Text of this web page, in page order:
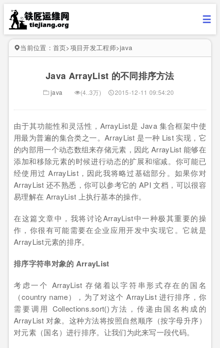
当前位置： 首页>项目开发工程师>java
Java ArrayList 的不同排序方法
java (4..3万) 2015-12-11 09:54:20
由于其功能性和灵活性，ArrayList是 Java 集合框架中使
用最为普遍的集合类之一。ArrayList 是一种 List 实现，它
的内部用一个动态数组来存储元素，因此 ArrayList 能够在
添加和移除元素的时候进行动态的扩展和缩减。你可能已
经使用过 ArrayList，因此我将略过基础部分。如果你对
ArrayList 还不熟悉，你可以参考它的 API 文档，可以很容
易理解在 ArrayList 上执行基本的操作。
在这篇文章中，我将讨论ArrayList中一种极其重要的操
作，你很有可能需要在企业应用开发中实现它。它就是
ArrayList元素的排序。
排序字符串对象的 ArrayList
考虑一个 ArrayList 存储着以字符串形式存在的国名
（country name），为了对这个 ArrayList 进行排序，你
需要调用 Collections.sort()方法，传递由国名构成的
ArrayList 对象。这种方法将按照自然顺序（按字母升序）
对元素（国名）进行排序。让我们为此来写一段代码。